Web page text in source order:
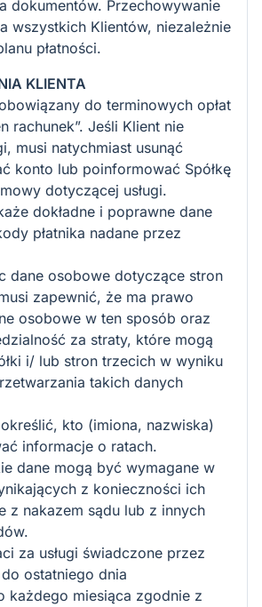
dokumentów. Przechowywanie
wszystkich Klientów, niezależnie
płatności.
KLIENTA
do terminowych opłat
rachunek”. Jeśli Klient nie
musi natychmiast usunąć
konto lub poinformować Spółkę
dotyczącej usługi.
dokładne i poprawne dane
płatnika nadane przez
dane osobowe dotyczące stron
zapewnić, że ma prawo
osobowe w ten sposób oraz
za straty, które mogą
i/ lub stron trzecich w wyniku
takich danych
kto (imiona, nazwiska)
informacje o ratach.
dane mogą być wymagane w
z konieczności ich
z nakazem sądu lub z innych
za usługi świadczone przez
ostatniego dnia
każdego miesiąca zgodnie z